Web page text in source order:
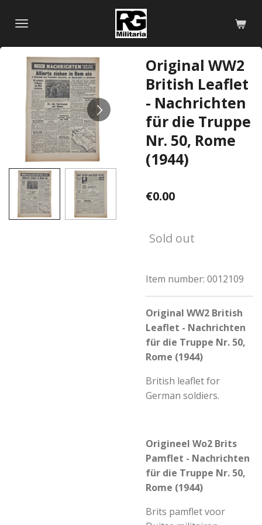
content
Original WW2
British Leaflet
- Nachrichten
für die Truppe
Nr. 50, Rome
(1944)
€0.00
Sold out
Item number: 0012109
Original WW2 British
Leaflet - Nachrichten
für die Truppe Nr. 50,
Rome (1944)
British leaflet for
German soldiers.
Origineel Wo2 Brits
Pamflet - Nachrichten
für die Truppe Nr. 50,
Rome (1944)
Brits pamflet voor